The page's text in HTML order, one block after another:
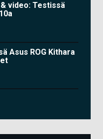
video: Testissä
Asus ROG Kithara